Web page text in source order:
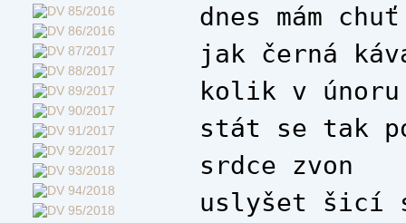
dnes mám
jak černá
kolik v únoru
stát se tak
srdce zvon
uslyšet šicí